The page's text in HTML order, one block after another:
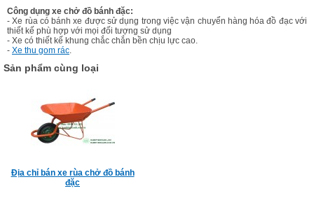
Công dụng xe chở đồ bánh đặc:
- Xe rùa có bánh xe được sử dụng trong việc vận chuyển hàng hóa đồ đạc với
thiết kế phù hợp với mọi đối tượng sử dụng
- Xe có thiết kế khung chắc chắn bền chịu lực cao.
- Xe thu gom rác.
Sản phẩm cùng loại
Địa chỉ bán xe rùa chở đồ bánh
đặc